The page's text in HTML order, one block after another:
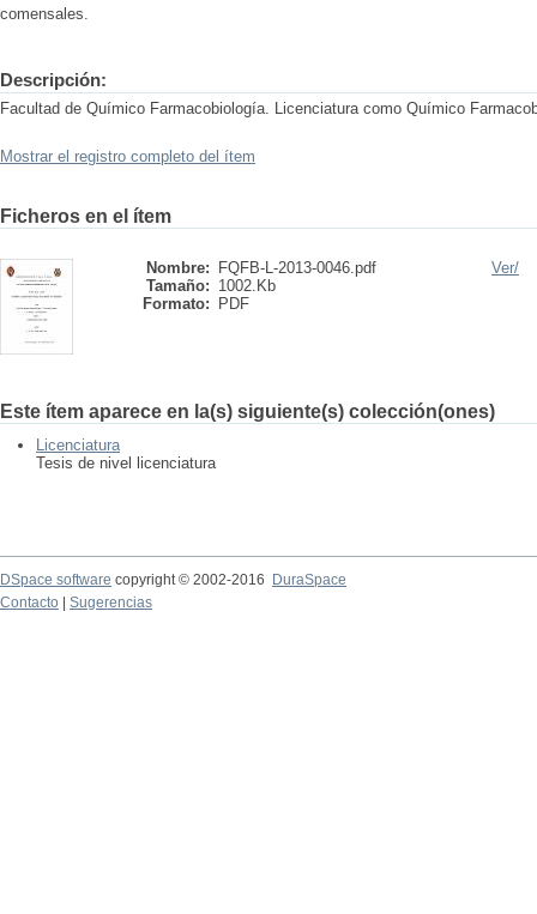
comensales.
Descripción:
Facultad de Químico Farmacobiología. Licenciatura como Químico
Mostrar el registro completo del ítem
Ficheros en el ítem
Nombre:
FQFB-L-2013-0046.pdf
Tamaño: 1002.Kb
Formato:
PDF
Ver/
Este ítem aparece en la(s) siguiente(s) colección(ones)
Licenciatura
Tesis de nivel licenciatura
DSpace software copyright © 2002-2016
DuraSpace
Contacto
Sugerencias